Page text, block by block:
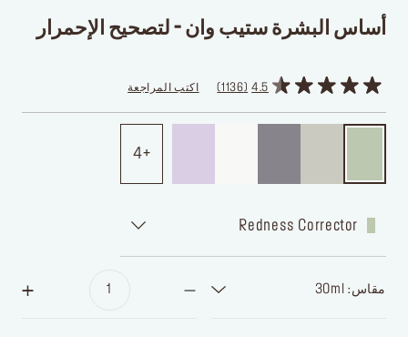
أساس البشرة ستيب وان - لتصحيح الإحمرار
4.5
1136 اكتب المراجعة
4
Redness Corrector
مقاس: 30ml